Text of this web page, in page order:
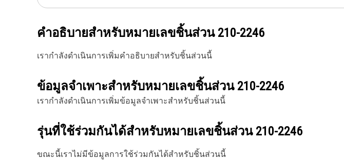
คำอธิบายสำหรับหมายเลขชิ้นส่วน 210-2246
เรากำลังดำเนินการเพิ่มคำอธิบายสำหรับชิ้นส่วนนี้
ข้อมูลจำเพาะสำหรับหมายเลขชิ้นส่วน 210-2246
เรากำลังดำเนินการเพิ่มข้อมูลจำเพาะสำหรับชิ้นส่วนนี้
รุ่นที่ใช้ร่วมกันได้สำหรับหมายเลขชิ้นส่วน 210-2246
ขณะนี้เราไม่มีข้อมูลการใช้ร่วมกันได้สำหรับชิ้นส่วนนี้